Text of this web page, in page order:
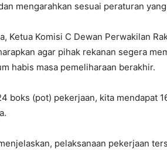
mengarahkan sesuai peraturan
Ketua Komisi C Dewan Perwakilan
agar pihak rekanan segera
habis masa pemeliharaan berakhir.
boks (pot) pekerjaan, kita mendapat
pelaksanaan pekerjaan